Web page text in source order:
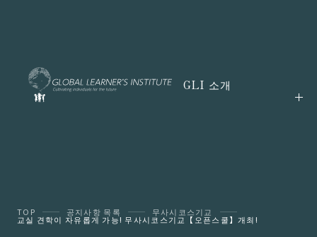
GLI 소개
TOP 공지사항 목록 무사시코스기교
교실 견학이 자유롭게 가능! 무사시코스기교【오픈스쿨】개최!